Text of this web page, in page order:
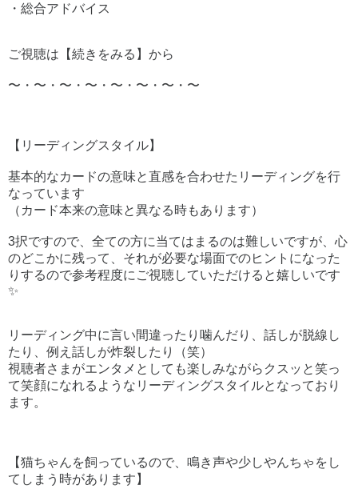
・総合アドバイス
ご視聴は【続きをみる】から
〜・〜・〜・〜・〜・〜・〜・〜
【リーディングスタイル】
基本的なカードの意味と直感を合わせたリーディングを行
なっています
（カード本来の意味と異なる時もあります）
3択ですので、全ての方に当てはまるのは難しいですが、心
のどこかに残って、それが必要な場面でのヒントになった
りするので参考程度にご視聴していただけると嬉しいです
✨
リーディング中に言い間違ったり噛んだり、話しが脱線し
たり、例え話しが炸裂したり（笑）
視聴者さまがエンタメとしても楽しみながらクスッと笑っ
て笑顔になれるようなリーディングスタイルとなっており
ます。
【猫ちゃんを飼っているので、鳴き声や少しやんちゃをし
てしまう時があります】